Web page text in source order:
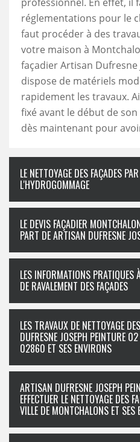
réglementations pour le
faut procéder à des
votre maison à
façadier Artisan Dufresne
dispose de matériels
rapidement les travaux.
fixé avant le début de
dès maintenant pour
LE NETTOYAGE DES FAÇADES
L'HYDROGOMMAGE
LE DEVIS FAÇADIER
PART DE ARTISAN DUFRESNE
LES INFORMATIONS PRATIQUES
DE RAVALEMENT DES FAÇADES
LES TRAVAUX DE NETTOYAGE
DUFRESNE JOSEPH PEINTURE
02860 ET SES ENVIRONS
ARTISAN DUFRESNE JOSEPH
EFFECTUER LE NETTOYAGE DES
VILLE DE MONTCHALONS ET SES